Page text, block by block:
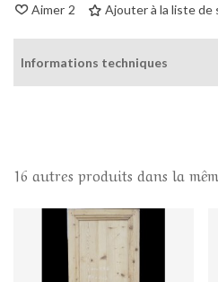
Aimer 2 Ajouter à la liste de
Informations techniques
16 autres produits dans la